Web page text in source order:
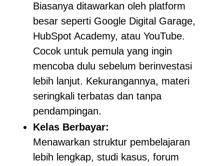
Biasanya ditawarkan oleh platform
besar seperti Google Digital Garage,
HubSpot Academy, atau YouTube.
Cocok untuk pemula yang ingin
mencoba dulu sebelum berinvestasi
lebih lanjut. Kekurangannya, materi
seringkali terbatas dan tanpa
pendampingan.
Kelas Berbayar:
Menawarkan struktur pembelajaran
lebih lengkap, studi kasus, forum